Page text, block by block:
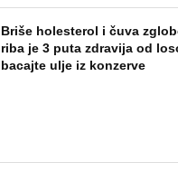
Briše holesterol i čuva
riba je 3 puta zdravija od
bacajte ulje iz konzerve